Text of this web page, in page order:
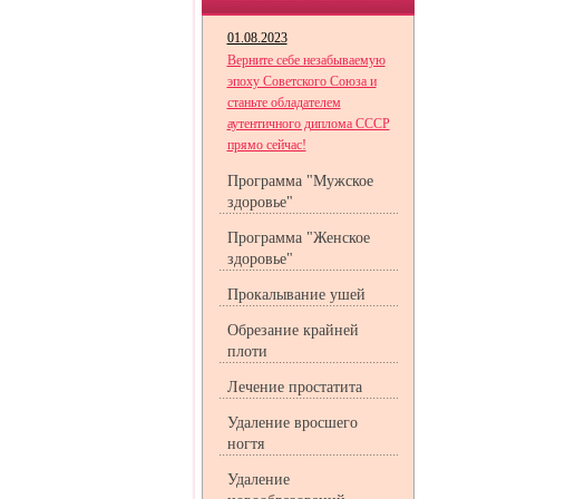
01.08.2023
Верните себе незабываемую
эпоху Советского Союза и
станьте обладателем
аутентичного диплома СССР
прямо сейчас!
Программа "Мужское
здоровье"
Программа "Женское
здоровье"
Прокалывание ушей
Обрезание крайней
плоти
Лечение простатита
Удаление вросшего
ногтя
Удаление